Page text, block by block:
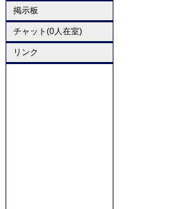
掲示板
チャット(0人在室)
リンク